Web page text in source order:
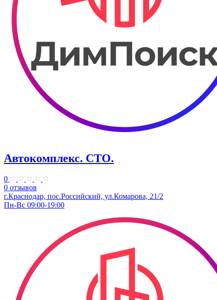
Автокомплекс. СТО.
0
0 отзывов
г.Краснодар, пос.Российский, ул.Комарова, 21/2
Пн-Вс 09:00-19:00